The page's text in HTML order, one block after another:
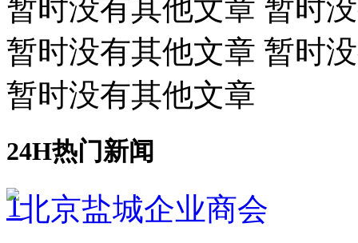
暂时没有其他文章 暂时
暂时没有其他文章 暂时
暂时没有其他文章
24H热门新闻
1